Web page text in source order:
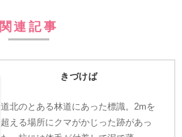
関連記事
きづけば
道北のとある林道にあった標識。2mを
超える場所にクマがかじった跡があっ